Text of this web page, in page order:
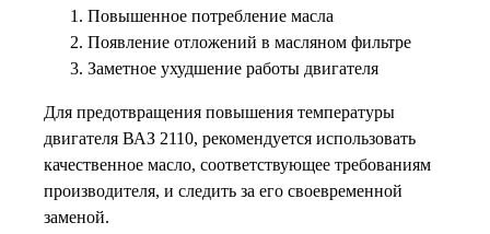
Повышенное потребление масла
Появление отложений в масляном фильтре
Заметное ухудшение работы двигателя
Для предотвращения повышения температуры
двигателя ВАЗ 2110, рекомендуется использовать
качественное масло, соответствующее требованиям
производителя, и следить за его своевременной
заменой.